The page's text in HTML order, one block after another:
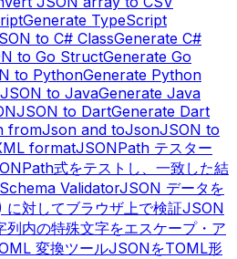
Generate TypeScript
to C# ClassGenerate C#
to Go StructGenerate Go
to PythonGenerate Python
JSON to JavaGenerate Java
JSON to DartGenerate Dart
fromJson and toJsonJSON to
formatJSONPath テスター
式をテストし、一致した結
ValidatorJSON データを
対してブラウザ上で検証JSON
内の特殊文字をエスケープ・ア
変換ツールJSONをTOML形